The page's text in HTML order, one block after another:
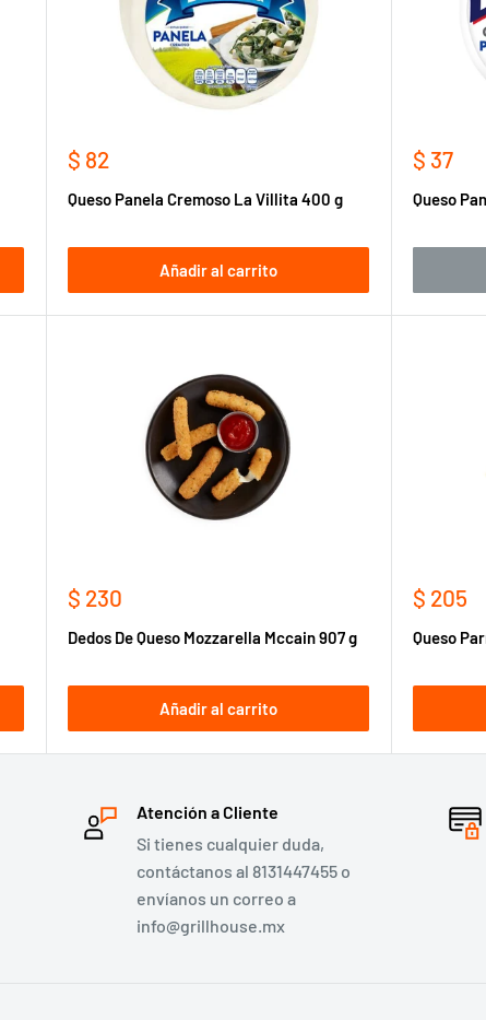
Precio
venta
$ 82
Queso Panela Cremoso La Villita 400 g
Añadir al carrito
Precio
venta
$ 37
Queso
Precio
venta
$ 230
Dedos De Queso Mozzarella Mccain 907 g
Añadir al carrito
Precio
venta
$ 205
Queso
Atención a Cliente
Si tienes cualquier duda,
contáctanos al 8131447455 o
envíanos un correo a
info@grillhouse.mx